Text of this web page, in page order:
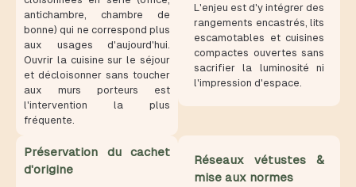
antichambre, chambre de
bonne) qui ne correspond plus
aux usages d'aujourd'hui.
Ouvrir la cuisine sur le séjour
et décloisonner sans toucher
aux murs porteurs est
l'intervention la plus
fréquente.
L'enjeu est d'y intégrer des
rangements encastrés, lits
escamotables et cuisines
compactes ouvertes sans
sacrifier la luminosité ni
l'impression d'espace.
Préservation du cachet
d'origine
Réseaux vétustes &
mise aux normes